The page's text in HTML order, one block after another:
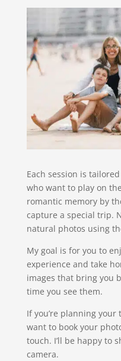
Each session is
who want to play on
romantic memory by
capture a special trip.
natural photos using
My goal is for you to
experience and take
images that bring you
time you see them.
If you’re planning
want to book your
touch. I’ll be happy to
camera.